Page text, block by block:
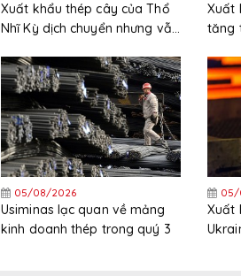
Xuất khẩu thép cây của Thổ
Nhĩ Kỳ dịch chuyển nhưng vẫn
năm
Xuất
tăng
05/08/2026
Usiminas lạc quan về mảng
kinh doanh thép trong quý 3
05/
Xuất